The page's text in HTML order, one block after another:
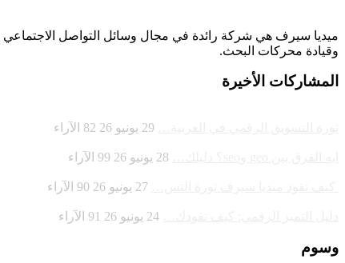
وقيادة محركات البحث.
المشاركات الأخيرة
29 يونيو 26 82 الآراء
28 يونيو 26 99 الآراء
27 يونيو 26 90 الآراء
24 يونيو 26 91 الآراء
وسوم